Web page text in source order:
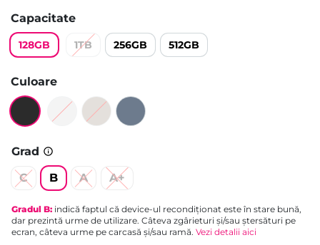
5.00din 5
pe baza a
evaluări de
la clienți
Capacitate
128GB 1TB 256GB 512GB
Culoare
Grad
A+
A
B
C
Gradul B: indică faptul că device-ul recondiționat este în stare bună,
dar prezintă urme de utilizare. Câteva zgârieturi și/sau ștersături pe
ecran, câteva urme pe carcasă și/sau ramă. Vezi detalii aici